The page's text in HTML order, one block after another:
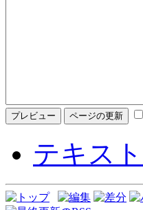
テキス